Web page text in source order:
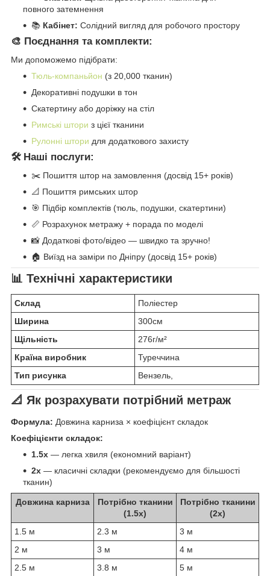
повного затемнення
📚 Кабінет: Солідний вигляд для робочого простору
🎨 Поєднання та комплекти:
Ми допоможемо підібрати:
Тюль-компаньйон (з 20,000 тканин)
Декоративні подушки в тон
Скатертину або доріжку на стіл
Римські штори з цієї тканини
Рулонні штори для додаткового захисту
🛠️ Наші послуги:
✂️ Пошиття штор на замовлення (досвід 15+ років)
📐 Пошиття римських штор
🎯 Підбір комплектів (тюль, подушки, скатертини)
📏 Розрахунок метражу + порада по моделі
📸 Додаткові фото/відео — швидко та зручно!
🏠 Виїзд на заміри по Дніпру (досвід 15+ років)
📊 Технічні характеристики
Склад
Поліестер
Ширина
300см
Щільність
276г/м²
Країна виробник
Туреччина
Тип рисунка
Вензель,
📐 Як розрахувати потрібний метраж
Формула: Довжина карниза × коефіцієнт складок
Коефіцієнти складок:
1.5x — легка хвиля (економний варіант)
2x — класичні складки (рекомендуємо для більшості
тканин)
Довжина карниза
Потрібно тканини
(1.5x)
Потрібно тканини
(2x)
1.5 м
2.3 м
3 м
2 м
3 м
4 м
2.5 м
3.8 м
5 м